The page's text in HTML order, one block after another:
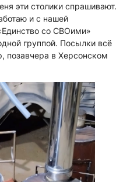
эти столики спрашивают.
и с нашей
со СВОими»
группой. Посылки всё
позавчера в Херсонском